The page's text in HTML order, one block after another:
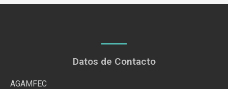
Datos de Contacto
AGAMFEC